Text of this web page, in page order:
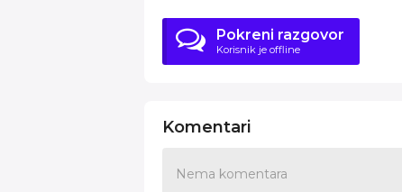
Pokreni razgovor
Korisnik je offline
Komentari
Nema komentara